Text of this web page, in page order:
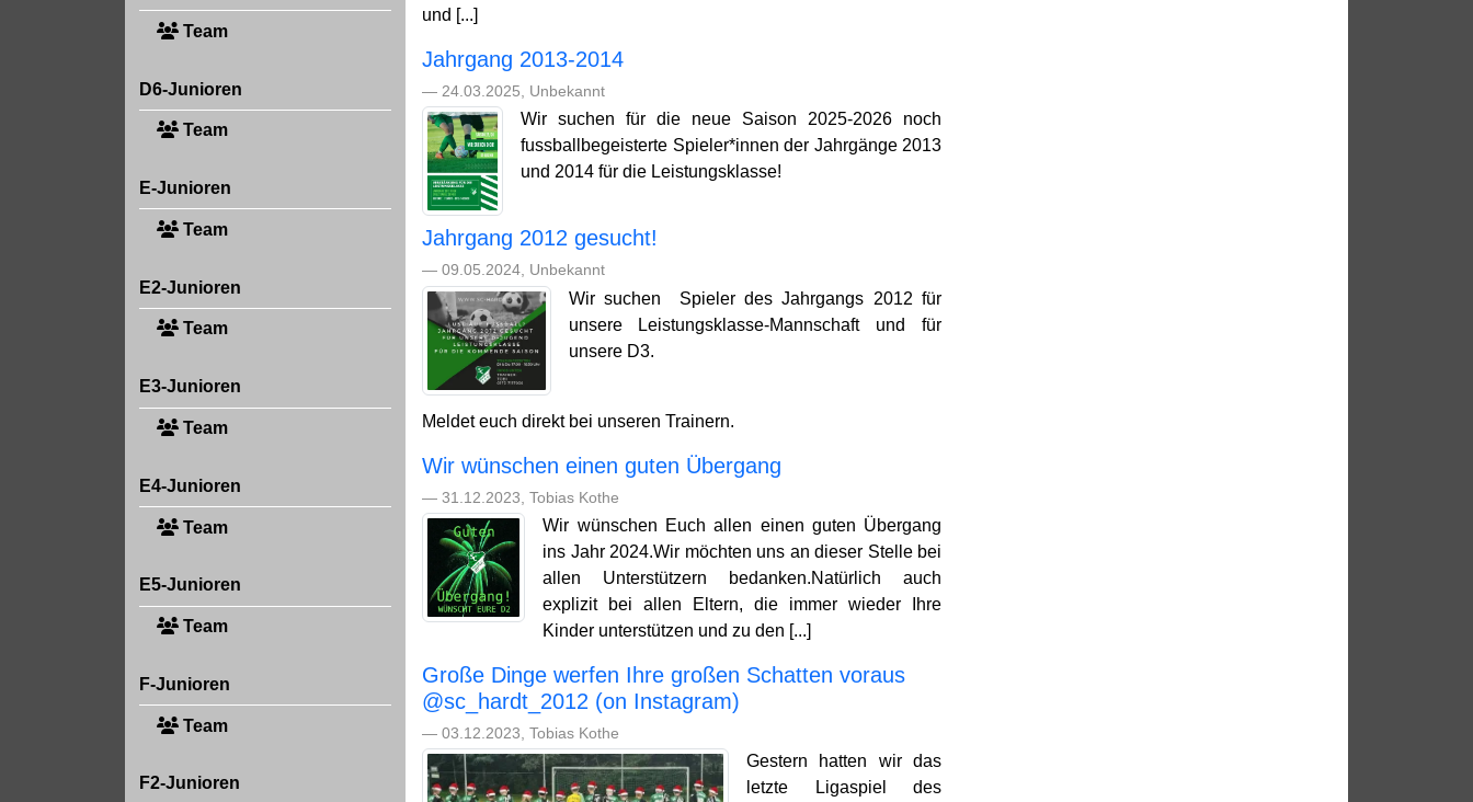
Team
D6-Junioren
Team
E-Junioren
Team
E2-Junioren
Team
E3-Junioren
Team
E4-Junioren
Team
E5-Junioren
Team
F-Junioren
Team
F2-Junioren
und [...]
Jahrgang 2013-2014
— 24.03.2025, Unbekannt
Wir suchen für die neue Saison 2025-2026 noch
fussballbegeisterte Spieler*innen der Jahrgänge 2013
und 2014 für die Leistungsklasse!
Jahrgang 2012 gesucht!
— 09.05.2024, Unbekannt
Wir suchen Spieler des Jahrgangs 2012 für
unsere Leistungsklasse-Mannschaft und für
unsere D3.
Meldet euch direkt bei unseren Trainern.
Wir wünschen einen guten Übergang
— 31.12.2023, Tobias Kothe
Wir wünschen Euch allen einen guten Übergang
ins Jahr 2024.Wir möchten uns an dieser Stelle bei
allen Unterstützern bedanken.Natürlich auch
explizit bei allen Eltern, die immer wieder Ihre
Kinder unterstützen und zu den [...]
Große Dinge werfen Ihre großen Schatten voraus
@sc_hardt_2012 (on Instagram)
— 03.12.2023, Tobias Kothe
Gestern hatten wir das
letzte Ligaspiel des